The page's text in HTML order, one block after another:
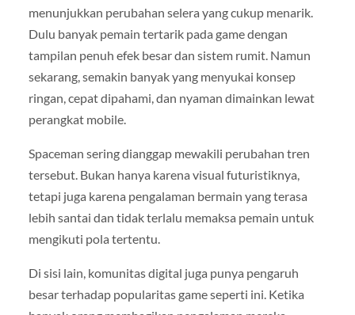
menunjukkan perubahan selera yang cukup menarik.
Dulu banyak pemain tertarik pada game dengan
tampilan penuh efek besar dan sistem rumit. Namun
sekarang, semakin banyak yang menyukai konsep
ringan, cepat dipahami, dan nyaman dimainkan lewat
perangkat mobile.
Spaceman sering dianggap mewakili perubahan tren
tersebut. Bukan hanya karena visual futuristiknya,
tetapi juga karena pengalaman bermain yang terasa
lebih santai dan tidak terlalu memaksa pemain untuk
mengikuti pola tertentu.
Di sisi lain, komunitas digital juga punya pengaruh
besar terhadap popularitas game seperti ini. Ketika